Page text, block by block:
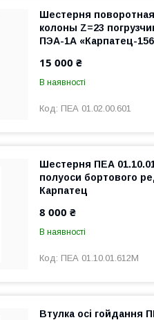
Шестерня
колоны Z=23
ПЭА-1А «Карпатец-
15 000 ₴
В наявності
ПЕА 01.02.00.601
Шестерня ПЕА
полуоси бортового
Карпатец
8 000 ₴
В наявності
ПЕА 01.10.01.612М
Втулка осі гойдання